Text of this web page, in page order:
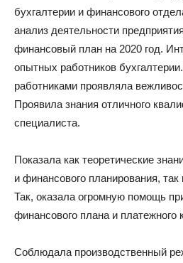
бухгалтерии и финансового
анализ деятельности
финансовый план на 2020 год.
опытных работников
работниками проявляла
Проявила знания отличного
специалиста.
Показала как теоретические
и финансового планирования, так
Так, оказала огромную помощь
финансового плана и платежного
Соблюдала производственный